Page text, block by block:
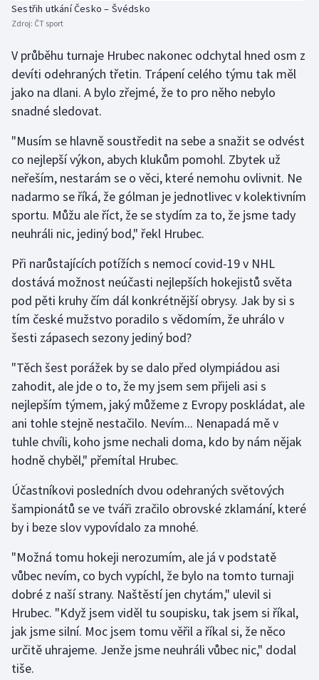
Krasobruslení
Lezení
Lyže a snowboard
Motorsport
Olympijské hry
Parasport
Plavání
Plážový volejbal
Ragby
Rychlobruslení
Rychlostní kanoistika
Short track
Sportovní střelba
Stolní tenis
Triatlon
Veslování
Vodní slalom
Volejbal
Ostatní
Sestřih utkání Česko – Švédsko
Zdroj: ČT sport
V průběhu turnaje Hrubec nakonec odchytal hned osm z
devíti odehraných třetin. Trápení celého týmu tak měl
jako na dlani. A bylo zřejmé, že to pro něho nebylo
snadné sledovat.
"Musím se hlavně soustředit na sebe a snažit se odvést
co nejlepší výkon, abych klukům pomohl. Zbytek už
neřeším, nestarám se o věci, které nemohu ovlivnit. Ne
nadarmo se říká, že gólman je jednotlivec v kolektivním
sportu. Můžu ale říct, že se stydím za to, že jsme tady
neuhráli nic, jediný bod," řekl Hrubec.
Při narůstajících potížích s nemocí covid-19 v NHL
dostává možnost neúčasti nejlepších hokejistů světa
pod pěti kruhy čím dál konkrétnější obrysy. Jak by si s
tím české mužstvo poradilo s vědomím, že uhrálo v
šesti zápasech sezony jediný bod?
"Těch šest porážek by se dalo před olympiádou asi
zahodit, ale jde o to, že my jsem sem přijeli asi s
nejlepším týmem, jaký můžeme z Evropy poskládat, ale
ani tohle stejně nestačilo. Nevím... Nenapadá mě v
tuhle chvíli, koho jsme nechali doma, kdo by nám nějak
hodně chyběl," přemítal Hrubec.
Účastníkovi posledních dvou odehraných světových
šampionátů se ve tváři zračilo obrovské zklamání, které
by i beze slov vypovídalo za mnohé.
"Možná tomu hokeji nerozumím, ale já v podstatě
vůbec nevím, co bych vypíchl, že bylo na tomto turnaji
dobré z naší strany. Naštěstí jen chytám," ulevil si
Hrubec. "Když jsem viděl tu soupisku, tak jsem si říkal,
jak jsme silní. Moc jsem tomu věřil a říkal si, že něco
určitě uhrajeme. Jenže jsme neuhráli vůbec nic," dodal
tiše.